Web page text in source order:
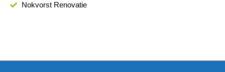
Nokvorst Renovatie